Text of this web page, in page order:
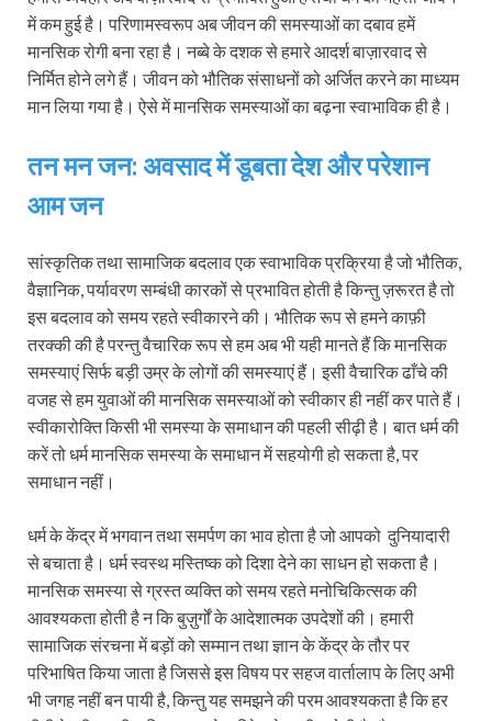
में कम हुई है। परिणामस्वरूप अब जीवन की समस्याओं का दबाव हमें
मानसिक रोगी बना रहा है। नब्‍बे के दशक से हमारे आदर्श बाज़ारवाद से
निर्मित होने लगे हैं। जीवन को भौतिक संसाधनों को अर्जित करने का माध्यम
मान लिया गया है। ऐसे में मानसिक समस्याओं का बढ़ना स्वाभाविक ही है।
तन मन जन: अवसाद में डूबता देश और परेशान
आम जन
सांस्कृतिक तथा सामाजिक बदलाव एक स्वाभाविक प्रक्रिया है जो भौतिक,
वैज्ञानिक, पर्यावरण सम्‍बंधी कारकों से प्रभावित होती है किन्तु ज़रूरत है तो
इस बदलाव को समय रहते स्वीकारने की। भौतिक रूप से हमने काफ़ी
तरक्की की है परन्तु वैचारिक रूप से हम अब भी यही मानते हैं कि मानसिक
समस्याएं सिर्फ बड़ी उम्र के लोगों की समस्याएं हैं। इसी वैचारिक ढाँचे की
वजह से हम युवाओं की मानसिक समस्याओं को स्वीकार ही नहीं कर पाते हैं।
स्वीकारोक्ति किसी भी समस्या के समाधान की पहली सीढ़ी है। बात धर्म की
करें तो धर्म मानसिक समस्या के समाधान में सहयोगी हो सकता है, पर
समाधान नहीं।
धर्म के केंद्र में भगवान तथा समर्पण का भाव होता है जो आपको दुनियादारी
से बचाता है। धर्म स्वस्थ मस्तिष्क को दिशा देने का साधन हो सकता है।
मानसिक समस्या से ग्रस्त व्यक्ति को समय रहते मनोचिकित्सक की
आवश्यकता होती है न कि बुज़ुर्गों के आदेशात्मक उपदेशों की। हमारी
सामाजिक संरचना में बड़ों को सम्मान तथा ज्ञान के केंद्र के तौर पर
परिभाषित किया जाता है जिससे इस विषय पर सहज वार्तालाप के लिए अभी
भी जगह नहीं बन पायी है, किन्तु यह समझने की परम आवश्यकता है कि हर